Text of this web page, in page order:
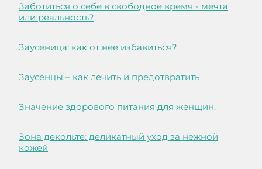
Заботиться о себе в свободное время - мечта
или реальность?
Заусеница: как от нее избавиться?
Заусенцы – как лечить и предотвратить
Значение здорового питания для женщин.
Зона декольте: деликатный уход за нежной
кожей